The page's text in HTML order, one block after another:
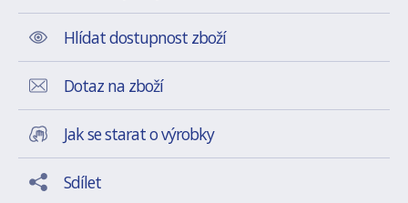
Hlídat dostupnost zboží
Dotaz na zboží
Jak se starat o výrobky
Sdílet